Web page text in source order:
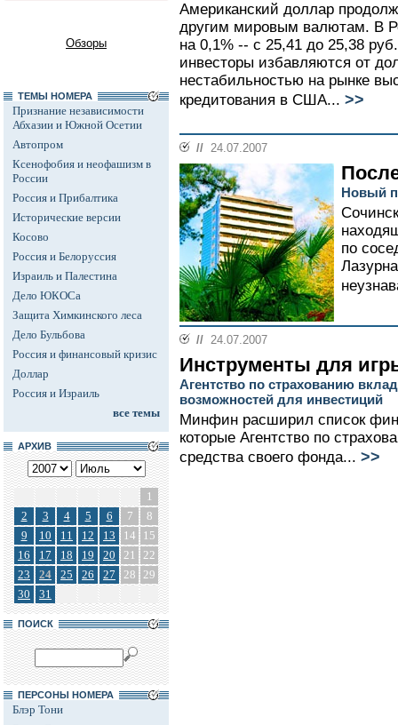
Обзоры
ТЕМЫ НОМЕРА
Признание независимости
Абхазии и Южной Осетии
Автопром
Ксенофобия и неофашизм в
России
Россия и Прибалтика
Исторические версии
Косово
Россия и Белоруссия
Израиль и Палестина
Дело ЮКОСа
Защита Химкинского леса
Дело Бульбова
Россия и финансовый кризис
Доллар
Россия и Израиль
все темы
АРХИВ
1
2
3 4 5 6 7
8
9
10 11 12 13 14
15
16
17 18 19 20 21
22
23
24 25 26 27 28 29
30
31
ПОИСК
ПЕРСОНЫ НОМЕРА
Блэр Тони
Американский доллар
другим мировым валютам. В
на 0,1% -- с 25,41 до 25,38
инвесторы избавляются от
нестабильностью на рынке
кредитования в США... >>
// 24.07.2007
Новый
по
// 24.07.2007
Инструменты для
Агентство по страхованию
возможностей для инвестиций
Минфин расширил список
которые Агентство по
средства своего фонда... >>